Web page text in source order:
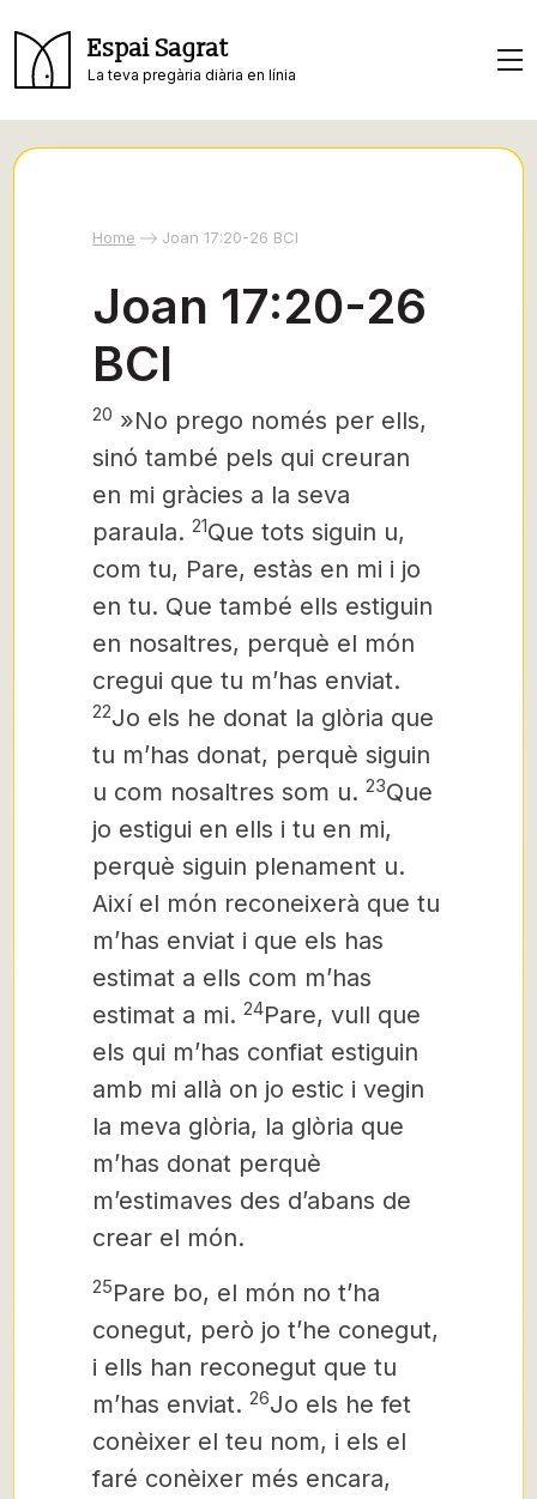
Espai Sagrat
La teva pregària diària en línia
Home Joan 17:20-26 BCI
Joan 17:20-26
BCI
20 »No prego només per ells,
sinó també pels qui creuran
en mi gràcies a la seva
paraula. 21Que tots siguin u,
com tu, Pare, estàs en mi i jo
en tu. Que també ells estiguin
en nosaltres, perquè el món
cregui que tu m’has enviat.
22Jo els he donat la glòria que
tu m’has donat, perquè siguin
u com nosaltres som u. 23Que
jo estigui en ells i tu en mi,
perquè siguin plenament u.
Així el món reconeixerà que tu
m’has enviat i que els has
estimat a ells com m’has
estimat a mi. 24Pare, vull que
els qui m’has confiat estiguin
amb mi allà on jo estic i vegin
la meva glòria, la glòria que
m’has donat perquè
m’estimaves des d’abans de
crear el món.
25Pare bo, el món no t’ha
conegut, però jo t’he conegut,
i ells han reconegut que tu
m’has enviat. 26Jo els he fet
conèixer el teu nom, i els el
faré conèixer més encara,